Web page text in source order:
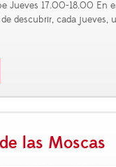
Jueves 17.00-18.00 En
descubrir, cada jueves,
las Moscas